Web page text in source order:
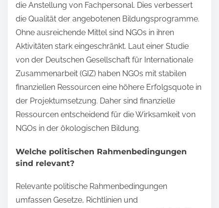
die Anstellung von Fachpersonal. Dies verbessert
die Qualität der angebotenen Bildungsprogramme.
Ohne ausreichende Mittel sind NGOs in ihren
Aktivitäten stark eingeschränkt. Laut einer Studie
von der Deutschen Gesellschaft für Internationale
Zusammenarbeit (GIZ) haben NGOs mit stabilen
finanziellen Ressourcen eine höhere Erfolgsquote in
der Projektumsetzung. Daher sind finanzielle
Ressourcen entscheidend für die Wirksamkeit von
NGOs in der ökologischen Bildung.
Welche politischen Rahmenbedingungen
sind relevant?
Relevante politische Rahmenbedingungen
umfassen Gesetze, Richtlinien und